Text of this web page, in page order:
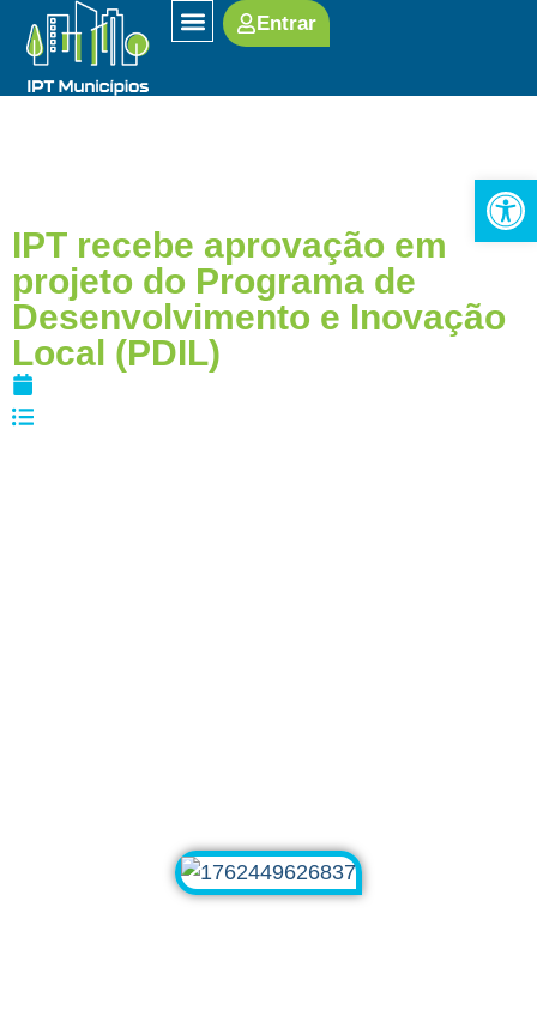
Entrar
IPT recebe aprovação em
projeto do Programa de
Desenvolvimento e Inovação
Local (PDIL)